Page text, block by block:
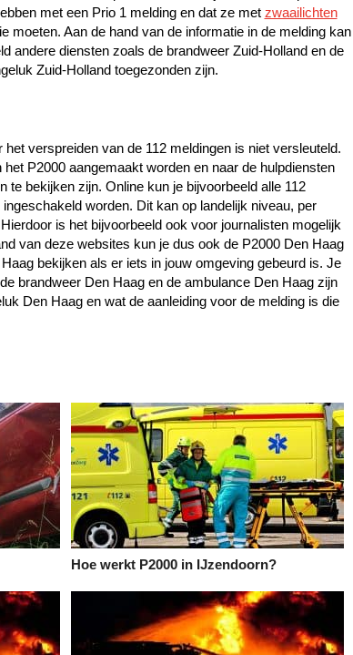
met een Prio 1 melding en dat ze met zwaailichten
moeten. Aan de hand van de informatie in de melding kan
andere diensten zoals de brandweer Zuid-Holland en de
Zuid-Holland toegezonden zijn.
verspreiden van de 112 meldingen is niet versleuteld.
P2000 aangemaakt worden en naar de hulpdiensten
te bekijken zijn. Online kun je bijvoorbeeld alle 112
worden. Dit kan op landelijk niveau, per
is het bijvoorbeeld ook voor journalisten mogelijk
van deze websites kun je dus ook de P2000 Den Haag
bekijken als er iets in jouw omgeving gebeurd is. Je
brandweer Den Haag en de ambulance Den Haag zijn
Den Haag en wat de aanleiding voor de melding is die
Hoe werkt P2000 in IJzendoorn?